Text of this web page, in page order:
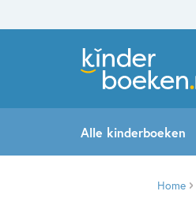
Alle kinderboeken
Home